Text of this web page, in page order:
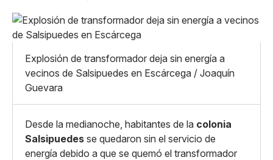
Linkedin
Facebook
X
Whatsapp
Copiar enlace
Pequeño
Mediano
Grande
Explosión de transformador deja sin energía a
vecinos de Salsipuedes en Escárcega / Joaquín
Guevara
Desde la medianoche, habitantes de la colonia
Salsipuedes se quedaron sin el servicio de
energía debido a que se quemó el transformador